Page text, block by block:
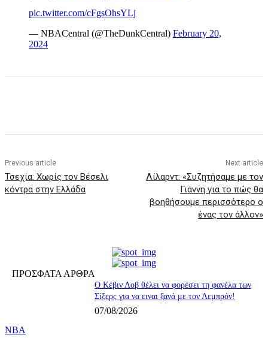
pic.twitter.com/cFgsOhsYLj
— NBACentral (@TheDunkCentral) February 20,
2024
Previous article
Τσεχία: Χωρίς τον Βέσελι
κόντρα στην Ελλάδα
Next article
Λίλαρντ: «Συζητήσαμε με τον
Γιάννη για το πώς θα
βοηθήσουμε περισσότερο ο
ένας τον άλλον»
ΠΡΟΣΦΑΤΑ ΑΡΘΡΑ
NBA
Ο Κέβιν Λοβ θέλει να φορέσει τη φανέλα των
Σίξερς για να ειναι ξανά με τον Λεμπρόν!
07/08/2026